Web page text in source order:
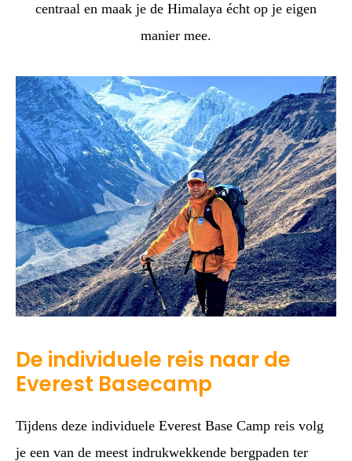
centraal en maak je de Himalaya écht op je eigen
manier mee.
De individuele reis naar de
Everest Basecamp
Tijdens deze individuele Everest Base Camp reis volg
je een van de meest indrukwekkende bergpaden ter